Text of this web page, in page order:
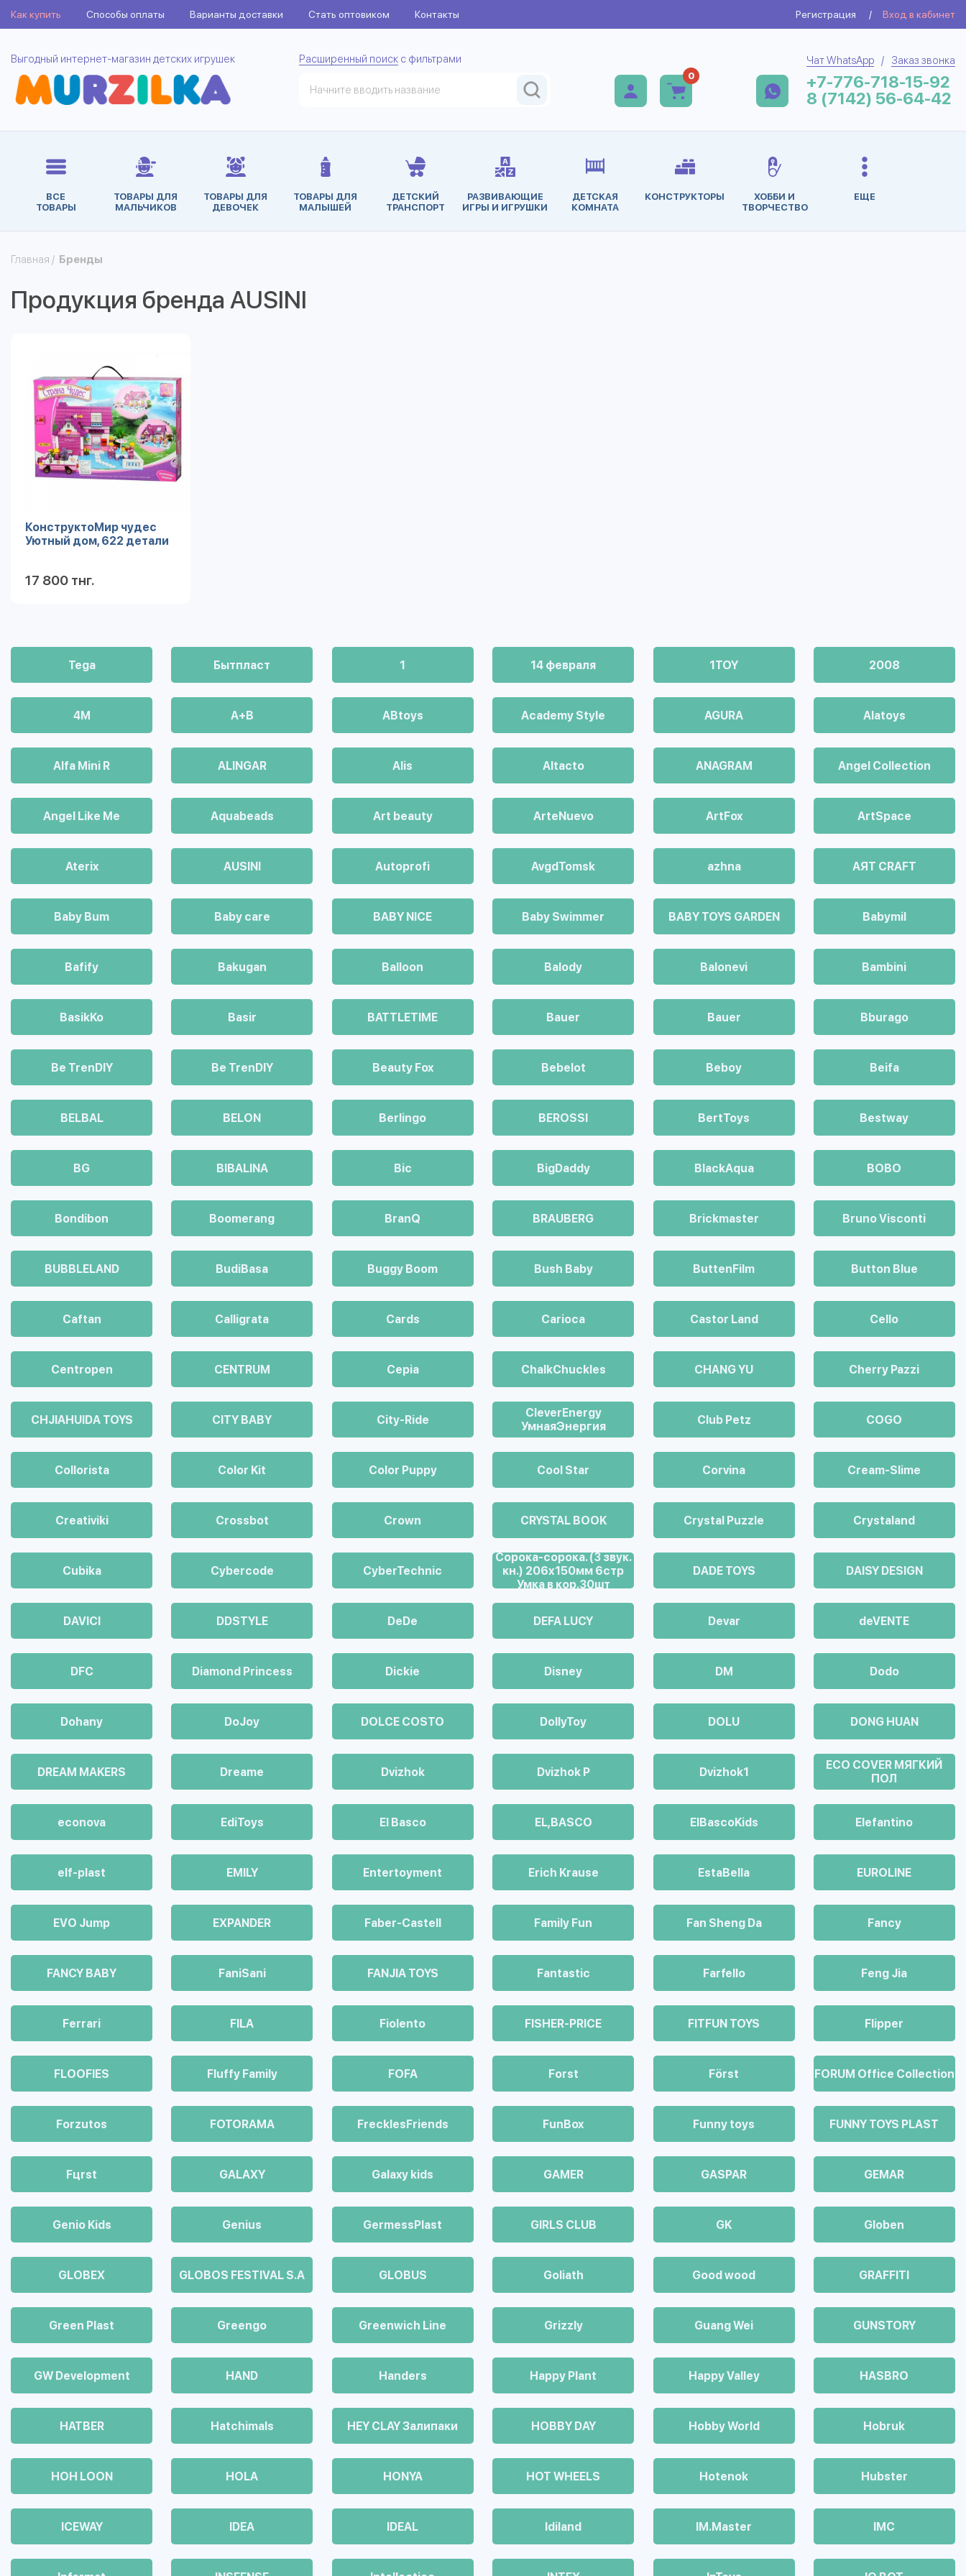
Как купить Способы оплаты Варианты доставки Стать оптовиком Контакты Регистрация / Вход в кабинет
Выгодный интернет-магазин детских игрушек Расширенный поиск с фильтрами
0
Чат WhatsApp / Заказ звонка
+7-776-718-15-92
8 (7142) 56-64-42
ВСЕ
ТОВАРЫ
ТОВАРЫ ДЛЯ
МАЛЬЧИКОВ
ТОВАРЫ ДЛЯ
ДЕВОЧЕК
ТОВАРЫ ДЛЯ
МАЛЫШЕЙ
ДЕТСКИЙ
ТРАНСПОРТ
РАЗВИВАЮЩИЕ
ИГРЫ И ИГРУШКИ
ДЕТСКАЯ
КОМНАТА
КОНСТРУКТОРЫ
ХОББИ И
ТВОРЧЕСТВО
ЕЩЕ
Главная / Бренды
Продукция бренда AUSINI
КонструктоМир чудес
Уютный дом, 622 детали
17 800 тнг.
Tega Бытпласт 1 14 февраля 1TOY 2008
4М A+B ABtoys Academy Style AGURA Alatoys
Alfa Mini R ALINGAR Alis Altacto ANAGRAM Angel Collection
Angel Like Me Aquabeads Art beauty ArteNuevo ArtFox ArtSpace
Aterix AUSINI Autoprofi AvgdTomsk azhna AЯT CRAFT
Baby Bum Baby care BABY NICE Baby Swimmer BABY TOYS GARDEN Babymil
Bafify Bakugan Balloon Balody Balonevi Bambini
BasikKo Basir BATTLETIME Bauer Bauer Bburago
Be TrenDIY Be TrenDIY Beauty Fox Bebelot Beboy Beifa
BELBAL BELON Berlingo BEROSSI BertToys Bestway
BG BIBALINA Bic BigDaddy BlackAqua BOBO
Bondibon Boomerang BranQ BRAUBERG Brickmaster Bruno Visconti
BUBBLELAND BudiBasa Buggy Boom Bush Baby ButtenFilm Button Blue
Caftan Calligrata Cards Carioca Castor Land Cello
Centropen CENTRUM Cepia ChalkСhuckles CHANG YU Cherry Pazzi
CHJIAHUIDA TOYS CITY BABY City-Ride
CleverEnergy
УмнаяЭнергия
Club Petz COGO
Collorista Color Kit Color Puppy Cool Star Corvina Cream-Slime
Creativiki Crossbot Crown CRYSTAL BOOK Crystal Puzzle Crystaland
Cubika Cybercode CyberTechnic
Cорока-сорока. (3 звук.
кн.) 206х150мм 6стр
Умка в кор.30шт
DADE TOYS DAISY DESIGN
DAVICI DDSTYLE DeDe DEFA LUCY Devar deVENTE
DFC Diamond Princess Dickie Disney DM Dodo
Dohany DoJoy DOLCE COSTO DollyToy DOLU DONG HUAN
DREAM MAKERS Dreame Dvizhok Dvizhok Р Dvizhok1
ECO COVER МЯГКИЙ
ПОЛ
econova EdiToys El Basco EL,BASCO ElBascoKids Elefantino
elf-plast EMILY Entertoyment Erich Krause EstaBella EUROLINE
EVO Jump EXPANDER Faber-Castell Family Fun Fan Sheng Da Fancy
FANCY BABY FaniSani FANJIA TOYS Fantastic Farfello Feng Jia
Ferrari FILA Fiolento FISHER-PRICE FITFUN TOYS Flipper
FLOOFIES Fluffy Family FOFA Forst Först FORUM Office Collection
Forzutos FOTORAMA FrecklesFriends FunBox Funny toys FUNNY TOYS PLAST
Fцrst GALAXY Galaxy kids GAMER GASPAR GEMAR
Genio Kids Genius GermessPlast GIRLS CLUB GK Globen
GLOBEX GLOBOS FESTIVAL S.A GLOBUS Goliath Good wood GRAFFITI
Green Plast Greengo Greenwich Line Grizzly Guang Wei GUNSTORY
GW Development HAND Handers Happy Plant Happy Valley HASBRO
HATBER Hatchimals HEY CLAY Залипаки HOBBY DAY Hobby World Hobruk
HOH LOON HOLA HONYA HOT WHEELS Hotenok Hubster
ICEWAY IDEA IDEAL Idiland IM.Master IMC